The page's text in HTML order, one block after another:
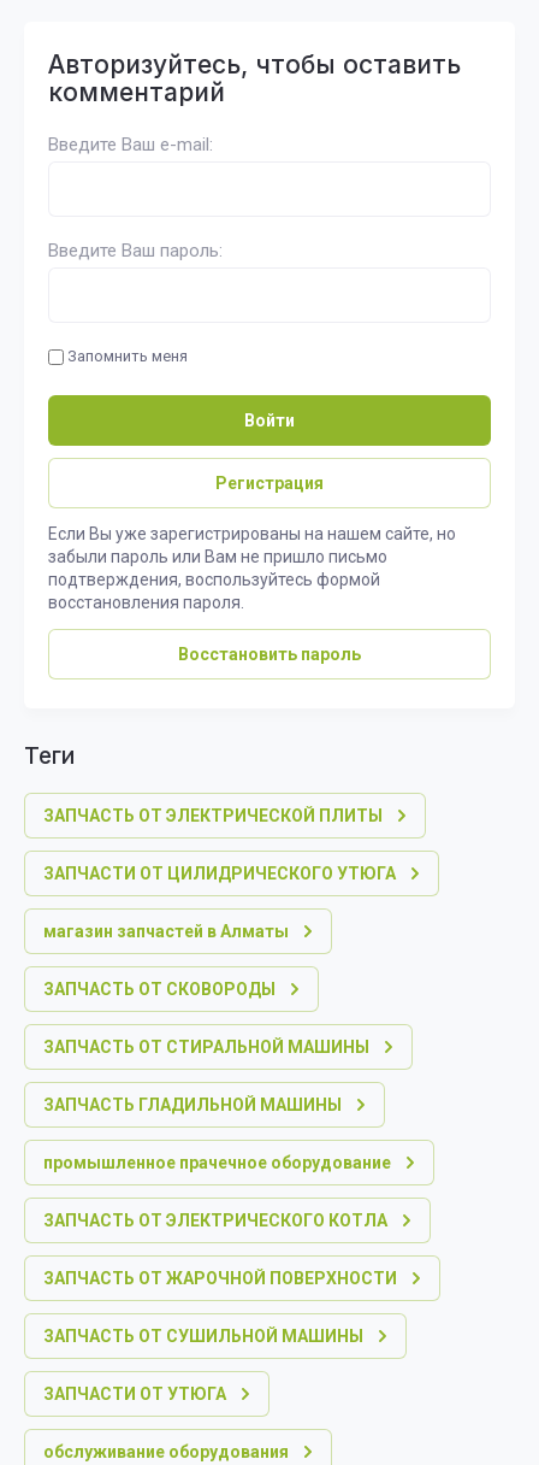
Авторизуйтесь, чтобы оставить
комментарий
Введите Ваш e-mail:
Введите Ваш пароль:
Запомнить меня
Войти
Регистрация
Если Вы уже зарегистрированы на нашем сайте, но
забыли пароль или Вам не пришло письмо
подтверждения, воспользуйтесь формой
восстановления пароля.
Восстановить пароль
теги
ЗАПЧАСТЬ ОТ ЭЛЕКТРИЧЕСКОЙ ПЛИТЫ
ЗАПЧАСТИ ОТ ЦИЛИДРИЧЕСКОГО УТЮГА
магазин запчастей в Алматы
ЗАПЧАСТЬ ОТ СКОВОРОДЫ
ЗАПЧАСТЬ ОТ СТИРАЛЬНОЙ МАШИНЫ
ЗАПЧАСТЬ ГЛАДИЛЬНОЙ МАШИНЫ
промышленное прачечное оборудование
ЗАПЧАСТЬ ОТ ЭЛЕКТРИЧЕСКОГО КОТЛА
ЗАПЧАСТЬ ОТ ЖАРОЧНОЙ ПОВЕРХНОСТИ
ЗАПЧАСТЬ ОТ СУШИЛЬНОЙ МАШИНЫ
ЗАПЧАСТИ ОТ УТЮГА
обслуживание оборудования